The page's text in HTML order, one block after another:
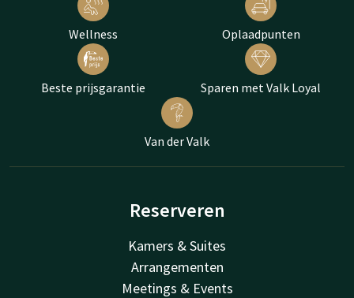
Wellness Oplaadpunten
Beste prijsgarantie Sparen met Valk Loyal
Van der Valk
Reserveren
Kamers & Suites
Arrangementen
Meetings & Events